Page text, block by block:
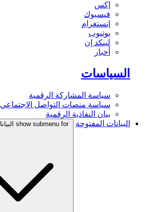
إكس
فيسبوك
إنستغرام
يوتيوب
لينكد إن
أخبار
السياسات
سياسة المشاركة الرقمية
سياسة منصات التواصل الاجتماعي
بيان النفاذية الرقمية
البيانات المفتوحة
show submenu for البيانات المفتوحة